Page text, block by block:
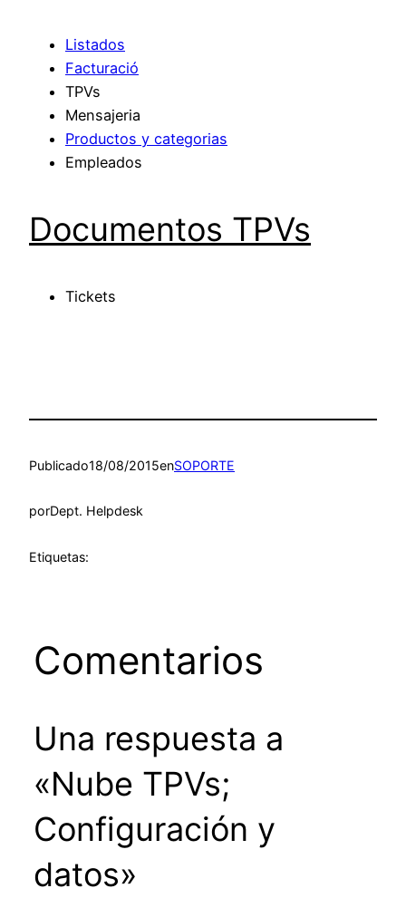
Listados
Facturació
TPVs
Mensajeria
Productos y categorias
Empleados
Documentos TPVs
Tickets
Publicado18/08/2015enSOPORTE
porDept. Helpdesk
Etiquetas:
Comentarios
Una respuesta a
«Nube TPVs;
Configuración y
datos»